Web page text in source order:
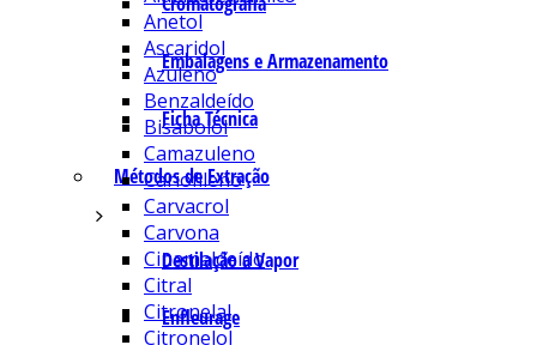
Embalagens e Armazenamento
Ficha Técnica
Métodos de Extração
Destilação a Vapor
Enfleurage
Anetol
Ascaridol
Azuleno
Benzaldeído
Bisabolol
Camazuleno
Cariofileno
Carvacrol
Carvona
Cinamaldeído
Citral
Citronelal
Citronelol